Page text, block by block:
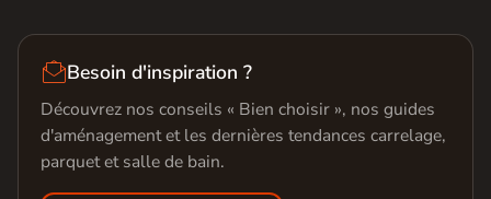
Besoin d'inspiration ?
Découvrez nos conseils « Bien choisir », nos guides
d'aménagement et les dernières tendances carrelage,
parquet et salle de bain.